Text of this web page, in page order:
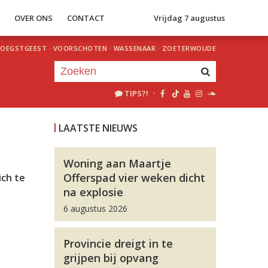
OVER ONS CONTACT Vrijdag 7 augustus
OEGSTGEEST · VOORSCHOTEN · WASSENAAR · ZOETERWOUDE
TIPS?! ·
te
LAATSTE NIEUWS
Woning aan Maartje
Offerspad vier weken dicht
na explosie
6 augustus 2026
Provincie dreigt in te
grijpen bij opvang